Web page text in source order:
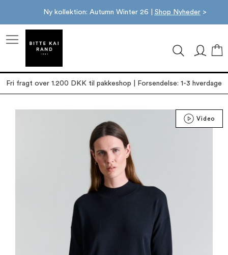
Ny kollektion: Autumn Winter 26 | Shop Nyheder>
Fri fragt over 1.200 DKK til pakkeshop | Forsendelse: 1-3 hverdage
Video